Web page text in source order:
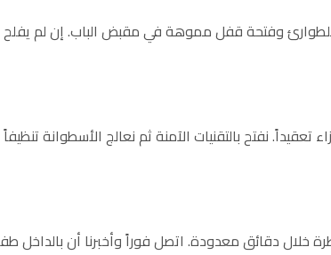
للطوارئ وفتحة قفل مموهة في مقبض الباب. إن لم يفلح
نفتح بالتقنيات الآمنة ثم نعالج الأسطوانة تنظيفاً
دقائق معدودة. اتصل فوراً وأخبرنا أن بالداخل